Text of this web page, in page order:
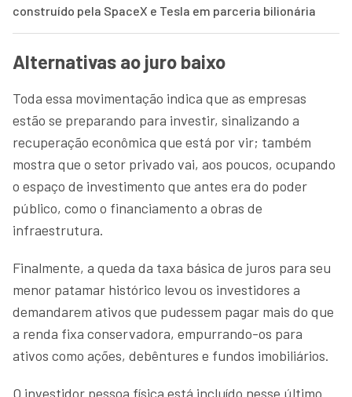
construído pela SpaceX e Tesla em parceria bilionária
Alternativas ao juro baixo
Toda essa movimentação indica que as empresas
estão se preparando para investir, sinalizando a
recuperação econômica que está por vir; também
mostra que o setor privado vai, aos poucos, ocupando
o espaço de investimento que antes era do poder
público, como o financiamento a obras de
infraestrutura.
Finalmente, a queda da taxa básica de juros para seu
menor patamar histórico levou os investidores a
demandarem ativos que pudessem pagar mais do que
a renda fixa conservadora, empurrando-os para
ativos como ações, debêntures e fundos imobiliários.
O investidor pessoa física está incluído nesse último